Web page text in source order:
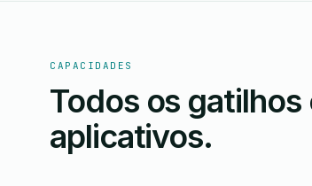
CAPACIDADES
Todos os
aplicativos.